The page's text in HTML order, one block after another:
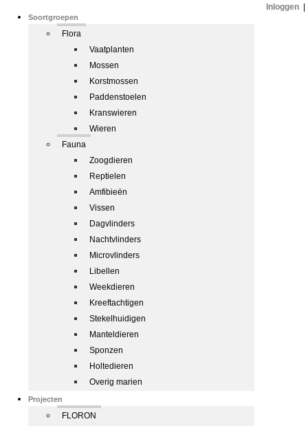
Soortgroepen
Flora
Vaatplanten
Mossen
Korstmossen
Paddenstoelen
Kranswieren
Wieren
Fauna
Zoogdieren
Reptielen
Amfibieën
Vissen
Dagvlinders
Nachtvlinders
Microvlinders
Libellen
Weekdieren
Kreeftachtigen
Stekelhuidigen
Manteldieren
Sponzen
Holtedieren
Overig marien
Projecten
FLORON
Inloggen